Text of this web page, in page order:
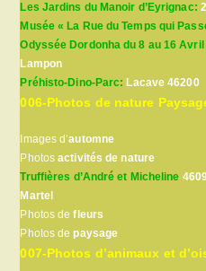
Les Jardins du Manoir d’Eyrignac:
Musée « La Rue du Temps qui
Odyssée Dordonha du 8 au 16 Avril
Lampon
Préhisto-Dino-Parc: Lacave 46200
006-Photos de nature
Images d’automne
Photosactivités de nature
Truffières d’André et Micheline
Martel
Photos defleurs
Photos depaysage
007-Photos d’animaux et